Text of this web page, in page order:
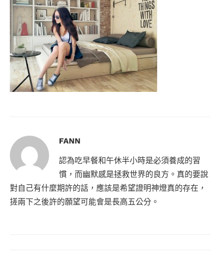
FANN
認為吃早餐和午休半小時是必須養成的習
慣，而幽默感是拯救世界的良方。真的要說
對自己有什麼期許的話，應該是希望證明神燈真的存在，
搓兩下之後許的願望可能會是長高五公分。